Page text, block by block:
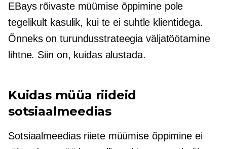
EBays rõivaste müümise õppimine pole
tegelikult kasulik, kui te ei suhtle klientidega.
Õnneks on turundusstrateegia väljatöötamine
lihtne. Siin on, kuidas alustada.
Kuidas müüa riideid
sotsiaalmeedias
Sotsiaalmeedias riiete müümise õppimine ei